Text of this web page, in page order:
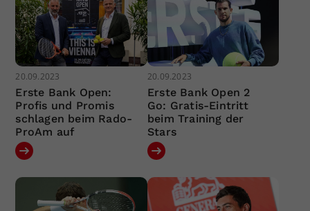
20.09.2023
Erste Bank Open:
Profis und Promis
schlagen beim Rado-
ProAm auf
20.09.2023
Erste Bank Open 2
Go: Gratis-Eintritt
beim Training der
Stars